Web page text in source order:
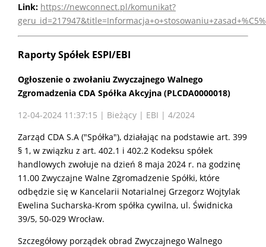
Link: https://newconnect.pl/komunikat?
Raporty Spółek ESPI/EBI
Ogłoszenie o zwołaniu Zwyczajnego Walnego
Zgromadzenia CDA Spółka Akcyjna (PLCDA0000018)
12-04-2024 11:37:15 | Bieżący | EBI | 4/2024
Zarząd CDA S.A ("Spółka"), działając na podstawie art. 399
§ 1, w związku z art. 402.1 i 402.2 Kodeksu spółek
handlowych zwołuje na dzień 8 maja 2024 r. na godzinę
11.00 Zwyczajne Walne Zgromadzenie Spółki, które
odbędzie się w Kancelarii Notarialnej Grzegorz Wojtylak
Ewelina Sucharska-Krom spółka cywilna, ul. Świdnicka
39/5, 50-029 Wrocław.
Szczegółowy porządek obrad Zwyczajnego Walnego